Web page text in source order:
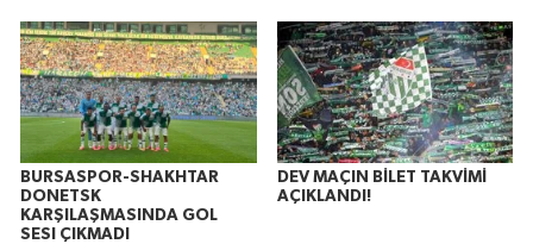
BURSASPOR-SHAKHTAR
DONETSK
KARŞILAŞMASINDA GOL
SESI ÇIKMADI
DEV MAÇIN BİLET TAKVİMİ
AÇIKLANDI!